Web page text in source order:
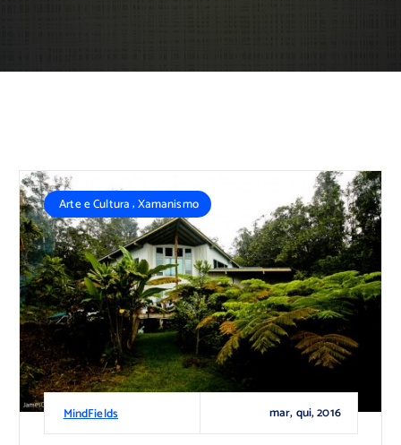
MindFields mar, qui, 2016
Arte e Cultura,Xamanismo